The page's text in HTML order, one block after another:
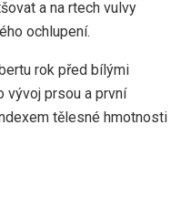
a na rtech vulvy
ochlupení.
rok před bílými
vývoj prsou a první
tělesné hmotnosti